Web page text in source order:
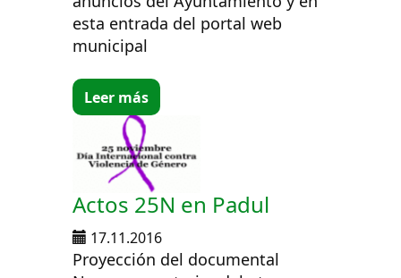
esta entrada del portal web
municipal
Leer más
Actos 25N en Padul
17.11.2016
Proyección del documental